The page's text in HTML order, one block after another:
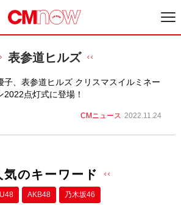
表参道ヒルズ
子、表参道ヒルズ クリスマスイルミネー
2022点灯式に登場！
CMニュース 2022.11.24
気のキーワード
AKB48 乃木坂46